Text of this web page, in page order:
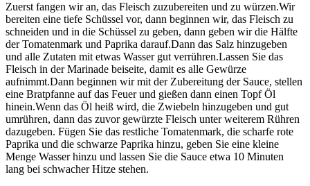
Zuerst fangen wir an, das Fleisch zuzubereiten und zu würzen.Wir
bereiten eine tiefe Schüssel vor, dann beginnen wir, das Fleisch zu
schneiden und in die Schüssel zu geben, dann geben wir die Hälfte
der Tomatenmark und Paprika darauf.Dann das Salz hinzugeben
und alle Zutaten mit etwas Wasser gut verrühren.Lassen Sie das
Fleisch in der Marinade beiseite, damit es alle Gewürze
aufnimmt.Dann beginnen wir mit der Zubereitung der Sauce, stellen
eine Bratpfanne auf das Feuer und gießen dann einen Topf Öl
hinein.Wenn das Öl heiß wird, die Zwiebeln hinzugeben und gut
umrühren, dann das zuvor gewürzte Fleisch unter weiterem Rühren
dazugeben. Fügen Sie das restliche Tomatenmark, die scharfe rote
Paprika und die schwarze Paprika hinzu, geben Sie eine kleine
Menge Wasser hinzu und lassen Sie die Sauce etwa 10 Minuten
lang bei schwacher Hitze stehen.